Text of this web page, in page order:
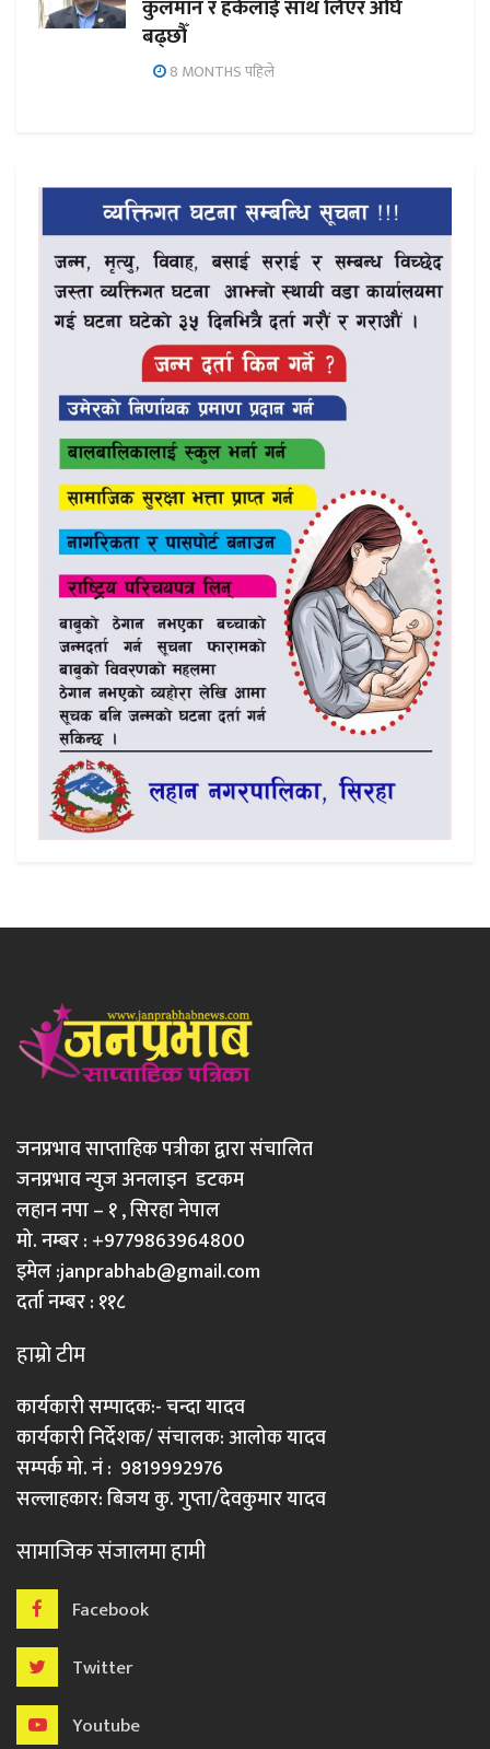
कुलमान र हर्कलाई साथ लिएर अघि
बढ्छौँ
8 MONTHS पहिले
जनप्रभाव साप्ताहिक पत्रीका द्वारा संचालित
जनप्रभाव न्युज अनलाइन डटकम
लहान नपा – १ , सिरहा नेपाल
मो. नम्बर : +9779863964800
इमेल :janprabhab@gmail.com
दर्ता नम्बर : ११८
हाम्रो टीम
कार्यकारी सम्पादक:- चन्दा यादव
कार्यकारी निर्देशक/ संचालक: आलोक यादव
सम्पर्क मो. नं : 9819992976
सल्लाहकार: बिजय कु. गुप्ता/देवकुमार यादव
सामाजिक संजालमा हामी
Facebook
Twitter
Youtube